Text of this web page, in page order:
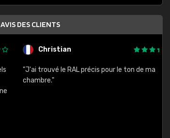
AVIS DES CLIENTS
Christian
"J'ai trouvé le RAL précis pour le ton de ma
chambre."